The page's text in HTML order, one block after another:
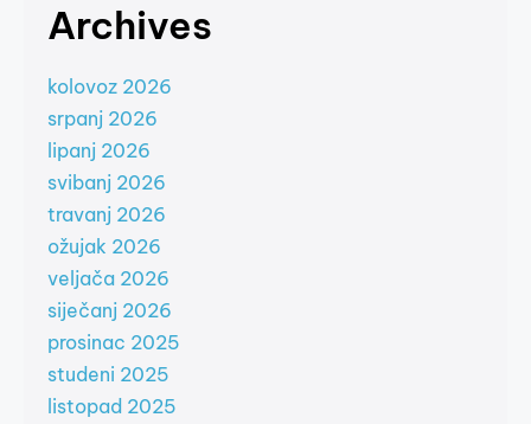
Archives
kolovoz 2026
srpanj 2026
lipanj 2026
svibanj 2026
travanj 2026
ožujak 2026
veljača 2026
siječanj 2026
prosinac 2025
studeni 2025
listopad 2025